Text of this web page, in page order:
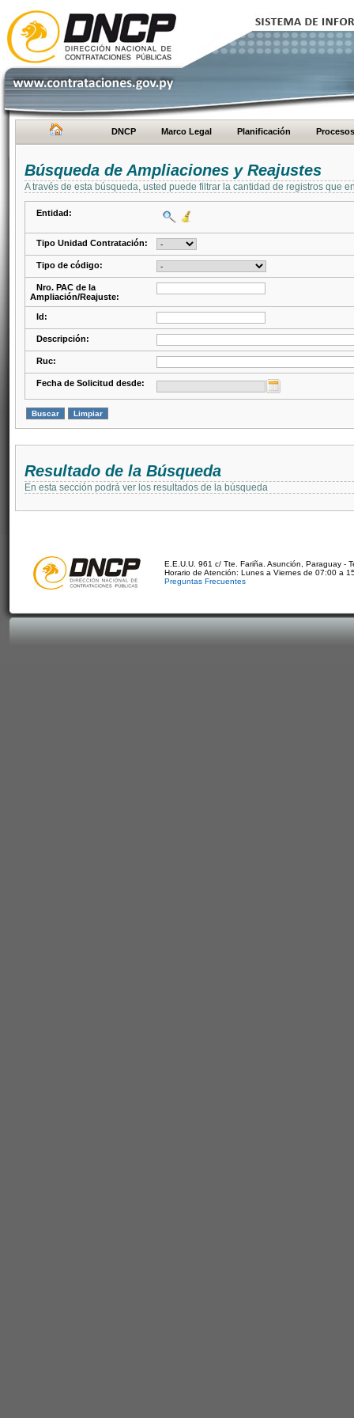
DNCP Marco Legal Planificación Procesos
Búsqueda de Ampliaciones y Reajustes
A través de esta búsqueda, usted puede filtrar la cantidad de registros que
Entidad:
Tipo Unidad Contratación:
Tipo de código:
Nro. PAC de la
Ampliación/Reajuste:
Id:
Descripción:
Ruc:
Fecha de Solicitud desde:
Resultado de la Búsqueda
En esta sección podrá ver los resultados de la búsqueda
E.E.U.U. 961 c/ Tte. Fariña. Asunción, Paraguay -
Horario de Atención: Lunes a Viernes de 07:00 a
Preguntas Frecuentes